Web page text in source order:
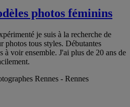
photos féminins
je suis à la recherche de
photos tous styles. Débutantes
à voir ensemble. J'ai plus de 20 ans de
Rennes - Rennes